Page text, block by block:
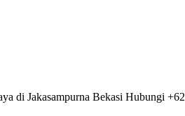
di Jakasampurna Bekasi Hubungi